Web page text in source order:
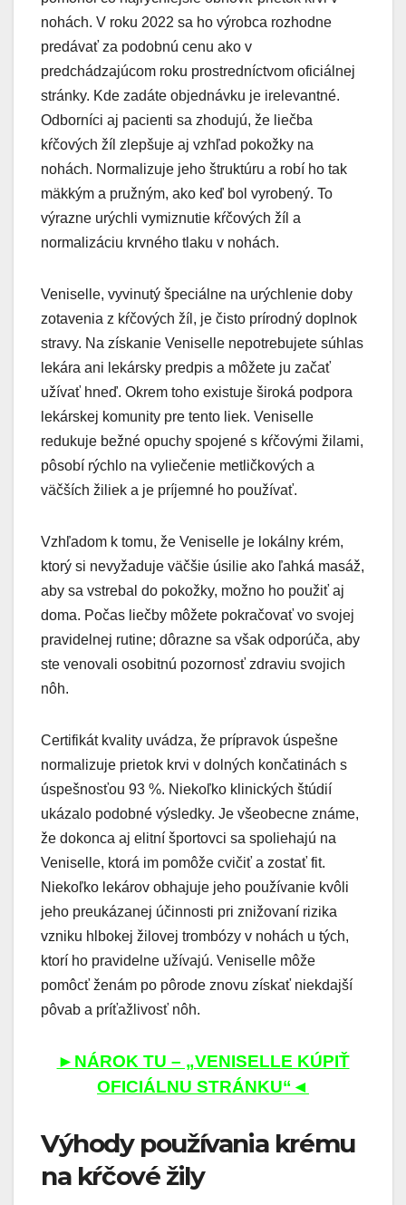
nohách. V roku 2022 sa ho výrobca rozhodne
predávať za podobnú cenu ako v
predchádzajúcom roku prostredníctvom oficiálnej
stránky. Kde zadáte objednávku je irelevantné.
Odborníci aj pacienti sa zhodujú, že liečba
kŕčových žíl zlepšuje aj vzhľad pokožky na
nohách. Normalizuje jeho štruktúru a robí ho tak
mäkkým a pružným, ako keď bol vyrobený. To
výrazne urýchli vymiznutie kŕčových žíl a
normalizáciu krvného tlaku v nohách.
Veniselle, vyvinutý špeciálne na urýchlenie doby
zotavenia z kŕčových žíl, je čisto prírodný doplnok
stravy. Na získanie Veniselle nepotrebujete súhlas
lekára ani lekársky predpis a môžete ju začať
užívať hneď. Okrem toho existuje široká podpora
lekárskej komunity pre tento liek. Veniselle
redukuje bežné opuchy spojené s kŕčovými žilami,
pôsobí rýchlo na vyliečenie metličkových a
väčších žiliek a je príjemné ho používať.
Vzhľadom k tomu, že Veniselle je lokálny krém,
ktorý si nevyžaduje väčšie úsilie ako ľahká masáž,
aby sa vstrebal do pokožky, možno ho použiť aj
doma. Počas liečby môžete pokračovať vo svojej
pravidelnej rutine; dôrazne sa však odporúča, aby
ste venovali osobitnú pozornosť zdraviu svojich
nôh.
Certifikát kvality uvádza, že prípravok úspešne
normalizuje prietok krvi v dolných končatinách s
úspešnosťou 93 %. Niekoľko klinických štúdií
ukázalo podobné výsledky. Je všeobecne známe,
že dokonca aj elitní športovci sa spoliehajú na
Veniselle, ktorá im pomôže cvičiť a zostať fit.
Niekoľko lekárov obhajuje jeho používanie kvôli
jeho preukázanej účinnosti pri znižovaní rizika
vzniku hlbokej žilovej trombózy v nohách u tých,
ktorí ho pravidelne užívajú. Veniselle môže
pomôcť ženám po pôrode znovu získať niekdajší
pôvab a príťažlivosť nôh.
►NÁROK TU – „VENISELLE KÚPIŤ
OFICIÁLNU STRÁNKU“◄
Výhody používania krému
na kŕčové žily